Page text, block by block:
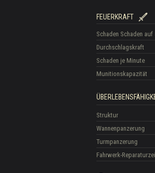
FEUERKRAFT
Schaden Schaden auf
Durchschlagskraft
Schaden je Minute
Munitionskapazität
Struktur
Wannenpanzerung
Turmpanzerung
Fahrwerk-